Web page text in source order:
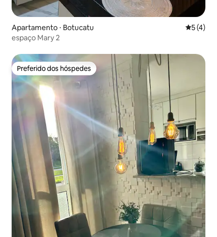
Apartamento ⋅ Botucatu 5 de
5 (4)
espaço Mary 2
Preferido dos hóspedes
Preferido dos hóspedes